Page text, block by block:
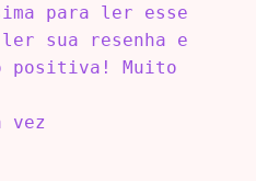
para ler esse
sua resenha e
positiva! Muito
vez